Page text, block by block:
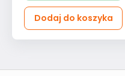
Dodaj do koszyka